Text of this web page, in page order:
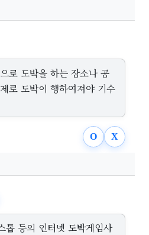
로 도박을 하는 장소나 공
로 도박이 행하여져야 기수
O X
톱 등의 인터넷 도박게임사